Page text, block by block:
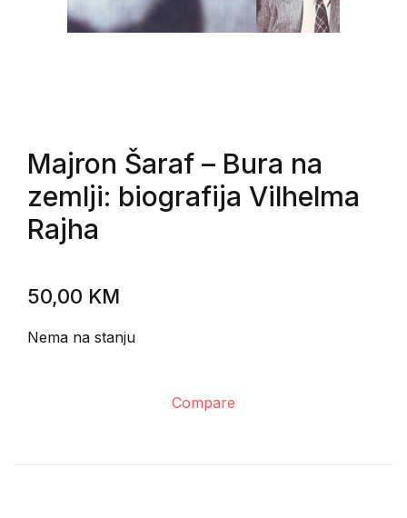
Majron Šaraf – Bura na
zemlji: biografija Vilhelma
Rajha
50,00 KM
Nema na stanju
Compare